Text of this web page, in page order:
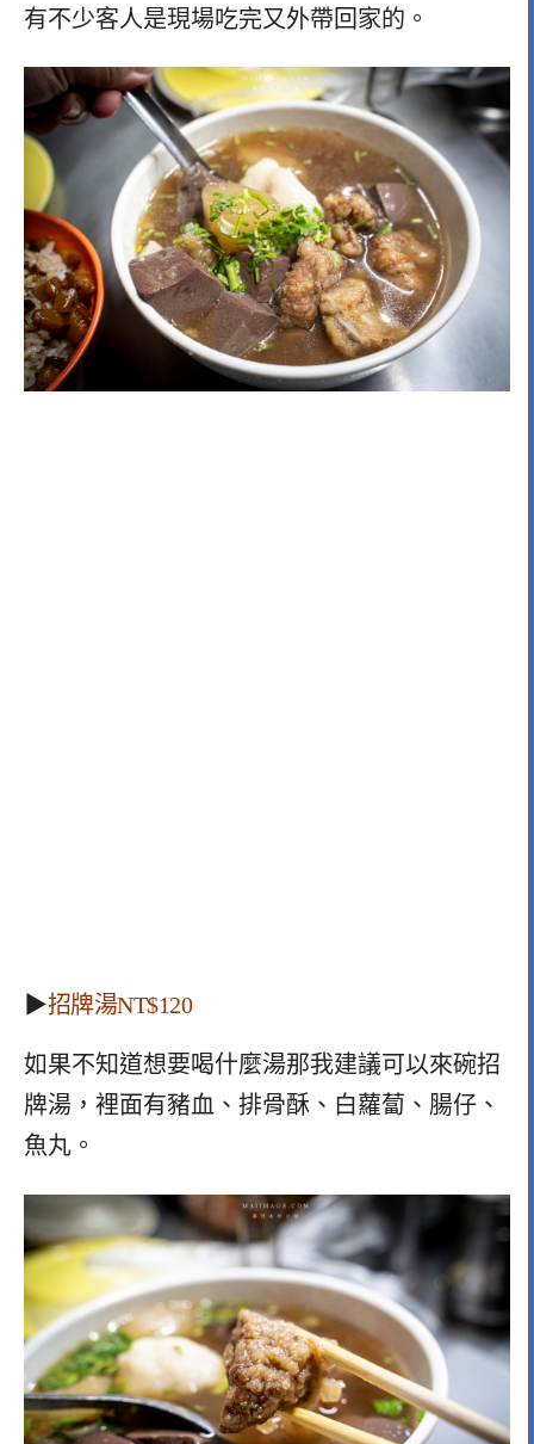
有不少客人是現場吃完又外帶回家的。
▶招牌湯NT$120
如果不知道想要喝什麼湯那我建議可以來碗招
牌湯，裡面有豬血、排骨酥、白蘿蔔、腸仔、
魚丸。